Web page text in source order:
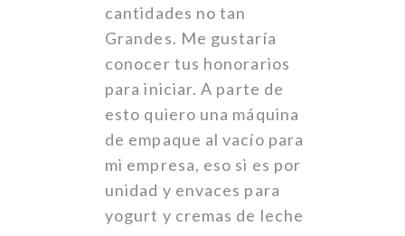
cantidades no tan
Grandes. Me gustaría
conocer tus honorarios
para iniciar. A parte de
esto quiero una máquina
de empaque al vacío para
mi empresa, eso si es por
unidad y envaces para
yogurt y cremas de leche